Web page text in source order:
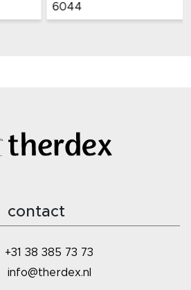
6044
contact
+31 38 385 73 73
info@therdex.nl